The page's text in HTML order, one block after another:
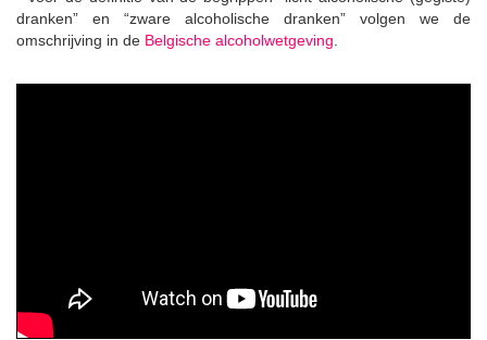
dranken” en “zware alcoholische dranken” volgen we de
omschrijving in de Belgische alcoholwetgeving.